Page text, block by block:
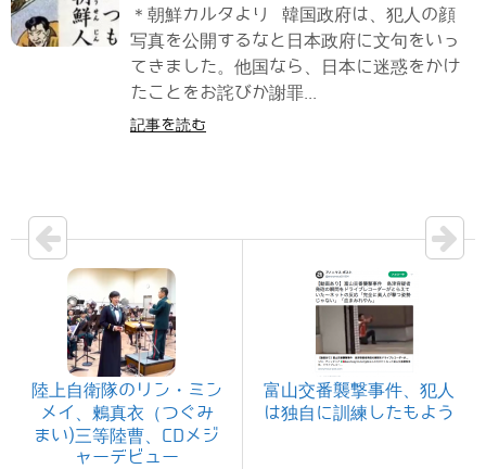
＊朝鮮カルタより 韓国政府は、犯人の顔
写真を公開するなと日本政府に文句をいっ
てきました。他国なら、日本に迷惑をかけ
たことをお詫びか謝罪...
記事を読む
陸上自衛隊のリン・ミン
メイ、鶫真衣（つぐみ
まい)三等陸曹、CDメジ
ャーデビュー
富山交番襲撃事件、犯人
は独自に訓練したもよう